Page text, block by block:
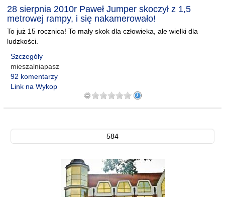
28 sierpnia 2010r Paweł Jumper skoczył z 1,5
metrowej rampy, i się nakamerowało!
To już 15 rocznica! To mały skok dla człowieka, ale wielki dla
ludzkości.
Szczegóły
mieszalniapasz
92 komentarzy
Link na Wykop
584